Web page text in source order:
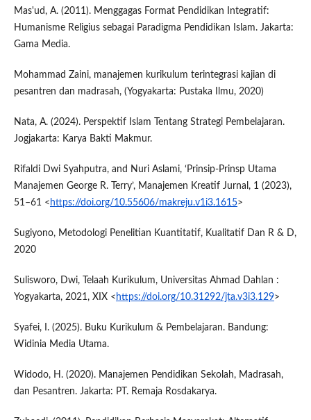
Mas'ud, A. (2011). Menggagas Format Pendidikan Integratif:
Humanisme Religius sebagai Paradigma Pendidikan Islam. Jakarta:
Gama Media.
Mohammad Zaini, manajemen kurikulum terintegrasi kajian di
pesantren dan madrasah, (Yogyakarta: Pustaka Ilmu, 2020)
Nata, A. (2024). Perspektif Islam Tentang Strategi Pembelajaran.
Jogjakarta: Karya Bakti Makmur.
Rifaldi Dwi Syahputra, and Nuri Aslami, ‘Prinsip-Prinsp Utama
Manajemen George R. Terry’, Manajemen Kreatif Jurnal, 1 (2023),
51–61 < https://doi.org/10.55606/makreju.v1i3.1615>
Sugiyono, Metodologi Penelitian Kuantitatif, Kualitatif Dan R & D,
2020
Sulisworo, Dwi, Telaah Kurikulum, Universitas Ahmad Dahlan :
Yogyakarta, 2021, XIX < https://doi.org/10.31292/jta.v3i3.129>
Syafei, I. (2025). Buku Kurikulum & Pembelajaran. Bandung:
Widinia Media Utama.
Widodo, H. (2020). Manajemen Pendidikan Sekolah, Madrasah,
dan Pesantren. Jakarta: PT. Remaja Rosdakarya.